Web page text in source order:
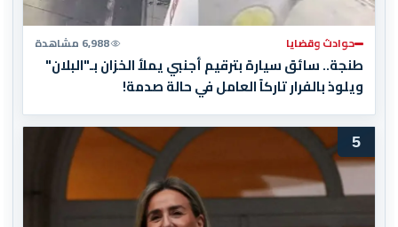
حوادث وقضايا 6,988 مشاهدة
طنجة.. سائق سيارة بترقيم أجنبي يملأ الخزان بـ"البلان"
ويلوذ بالفرار تاركاً العامل في حالة صدمة!
5